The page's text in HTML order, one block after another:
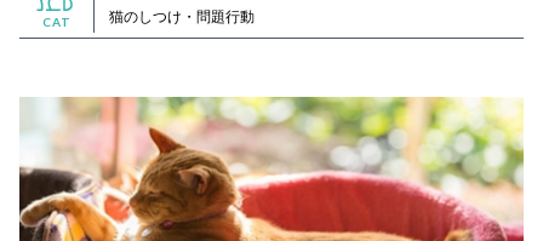
CAT 猫のしつけ・問題行動